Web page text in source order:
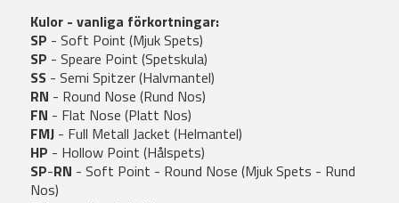
Kulor - vanliga förkortningar:
SP - Soft Point (Mjuk Spets)
SP - Speare Point (Spetskula)
SS - Semi Spitzer (Halvmantel)
RN - Round Nose (Rund Nos)
FN - Flat Nose (Platt Nos)
FMJ - Full Metall Jacket (Helmantel)
HP - Hollow Point (Hålspets)
SP-RN - Soft Point - Round Nose (Mjuk Spets - Rund
Nos)